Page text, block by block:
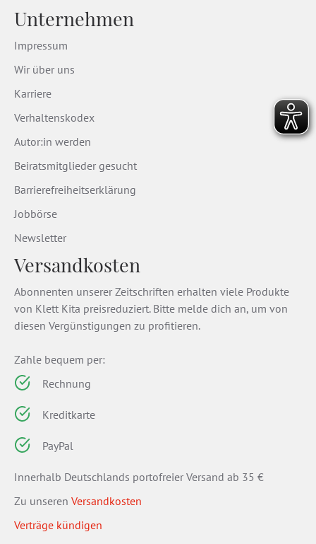
Unternehmen
Impressum
Wir über uns
Karriere
Verhaltenskodex
Autor:in werden
Beiratsmitglieder gesucht
Barrierefreiheitserklärung
Jobbörse
Newsletter
Versandkosten
Abonnenten unserer Zeitschriften erhalten viele Produkte
von Klett Kita preisreduziert. Bitte melde dich an, um von
diesen Vergünstigungen zu profitieren.
Zahle bequem per:
Rechnung
Kreditkarte
PayPal
Innerhalb Deutschlands portofreier Versand ab 35 €
Zu unseren Versandkosten
Verträge kündigen